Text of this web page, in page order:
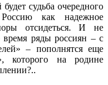
судьба очередного
Россию как надежное
отсидеться. И не
ряды россиян – с
– пополнятся еще
которого на родине